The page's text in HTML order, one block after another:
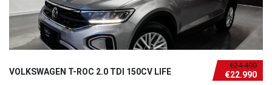
€24.490
€22.990
VOLKSWAGEN T-ROC 2.0 TDI 150CV LIFE